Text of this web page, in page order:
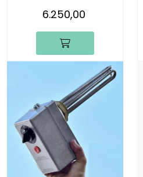
6.250,00